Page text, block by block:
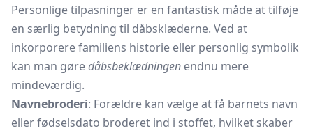
Personlige tilpasninger er en fantastisk måde at tilføje
en særlig betydning til dåbsklæderne. Ved at
inkorporere familiens historie eller personlig symbolik
kan man gøredåbsbeklædningen endnu mere
mindeværdig.
Navnebroderi: Forældre kan vælge at få barnets navn
eller fødselsdato broderet ind i stoffet, hvilket skaber